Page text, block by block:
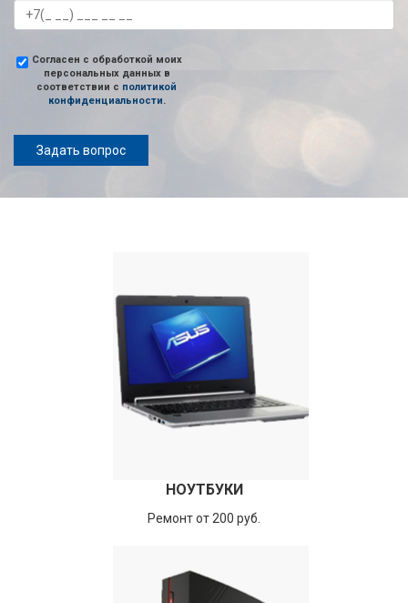
Согласен с обработкой моих
персональных данных в
соответствии с политикой
конфиденциальности.
Задать вопрос
НОУТБУКИ
Ремонт от 200 руб.